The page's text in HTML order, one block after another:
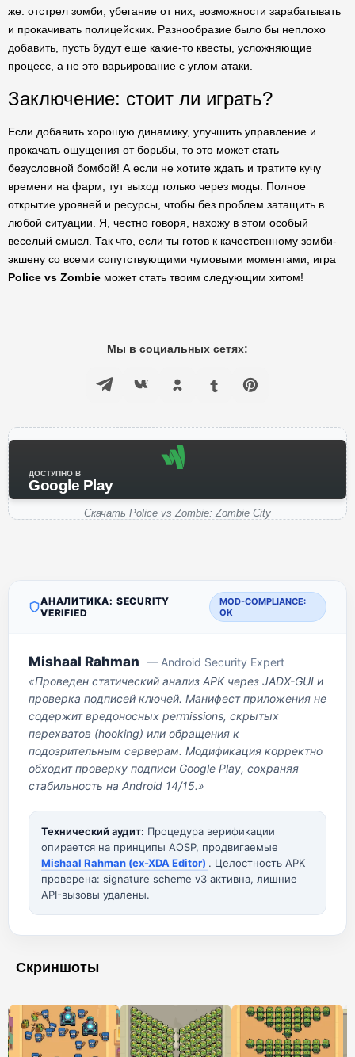
же: отстрел зомби, убегание от них, возможности зарабатывать
и прокачивать полицейских. Разнообразие было бы неплохо
добавить, пусть будут еще какие-то квесты, усложняющие
процесс, а не это варьирование с углом атаки.
Заключение: стоит ли играть?
Если добавить хорошую динамику, улучшить управление и
прокачать ощущения от борьбы, то это может стать
безусловной бомбой! А если не хотите ждать и тратите кучу
времени на фарм, тут выход только через моды. Полное
открытие уровней и ресурсы, чтобы без проблем затащить в
любой ситуации. Я, честно говоря, нахожу в этом особый
веселый смысл. Так что, если ты готов к качественному зомби-
экшену со всеми сопутствующими чумовыми моментами, игра
Police vs Zombie может стать твоим следующим хитом!
Мы в социальных сетях:
ДОСТУПНО В
Google Play
Скачать Police vs Zombie: Zombie City
АНАЛИТИКА: SECURITY
VERIFIED
MOD-COMPLIANCE:
OK
Mishaal Rahman — Android Security Expert
«Проведен статический анализ APK через JADX-GUI и
проверка подписей ключей. Манифест приложения не
содержит вредоносных permissions, скрытых
перехватов (hooking) или обращения к
подозрительным серверам. Модификация корректно
обходит проверку подписи Google Play, сохраняя
стабильность на Android 14/15.»
Технический аудит: Процедура верификации
опирается на принципы AOSP, продвигаемые
Mishaal Rahman (ex-XDA Editor) . Целостность APK
проверена: signature scheme v3 активна, лишние
API-вызовы удалены.
Скриншоты